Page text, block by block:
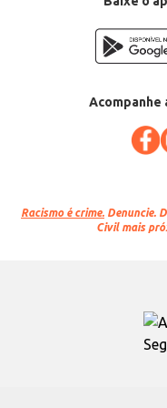
Acompanhe
Racismo é crime. Denuncie.
Civil mais